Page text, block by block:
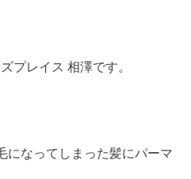
プレイス 相澤です。
になってしまった髪にパーマ